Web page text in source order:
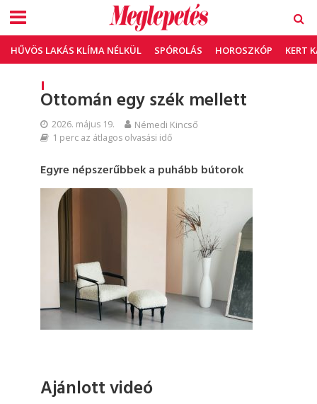
HŰVÖS LAKÁS KLÍMA NÉLKÜL SPÓROLÁS HOROSZKÓP KERT
Ottomán egy szék mellett
2026. május 19. Némedi Kincső
1 perc az átlagos olvasási idő
Egyre népszerűbbek a puhább bútorok
Ajánlott videó